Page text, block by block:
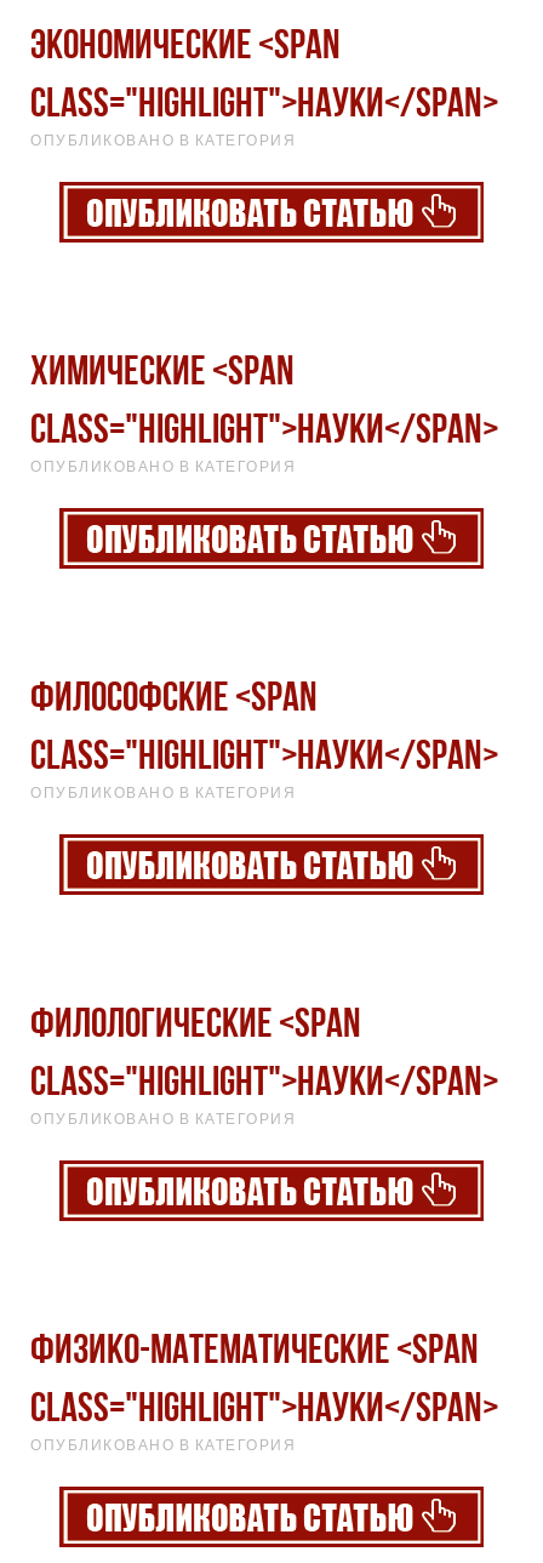
Экономические <span
class="highlight">науки</span>
ОПУБЛИКОВАНО В КАТЕГОРИЯ
Химические <span
class="highlight">науки</span>
ОПУБЛИКОВАНО В КАТЕГОРИЯ
Философские <span
class="highlight">науки</span>
ОПУБЛИКОВАНО В КАТЕГОРИЯ
Филологические <span
class="highlight">науки</span>
ОПУБЛИКОВАНО В КАТЕГОРИЯ
Физико-математические <span
class="highlight">науки</span>
ОПУБЛИКОВАНО В КАТЕГОРИЯ